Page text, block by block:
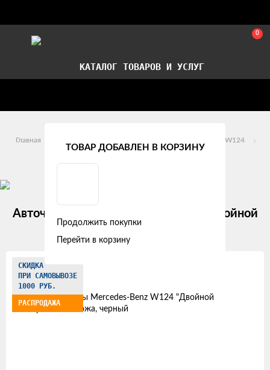
0
КАТАЛОГ ТОВАРОВ И УСЛУГ
Главная
W124
Mercedes-Benz W124 (1984 - 1995)
Авточехлы Mercedes-Benz W124 "Двойной
ромб" экокожа, черный
Изображения
товаров
СКИДКА
ПРИ САМОВЫВОЗЕ
1000 РУБ.
РАСПРОДАЖА
ТОВАР ДОБАВЛЕН В КОРЗИНУ
Продолжить покупки
Перейти в корзину